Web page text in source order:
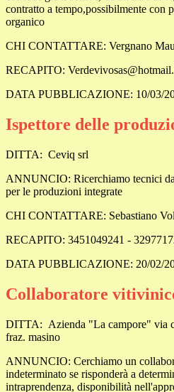
contratto a tempo,possibilmente con
organico
CHI CONTATTARE: Vergnano
RECAPITO:
DATA PUBBLICAZIONE: 10/03/
Ispettore delle
DITTA: Ceviq srl
ANNUNCIO: Ricerchiamo tecnici
per le produzioni integrate
CHI CONTATTARE: Sebastiano
RECAPITO: 3451049241 -
DATA PUBBLICAZIONE: 20/02/
Collaboratore
DITTA: Azienda "La campore" via
fraz. masino
ANNUNCIO: Cerchiamo un
indeterminato se risponderà a
intraprendenza, disponibilità